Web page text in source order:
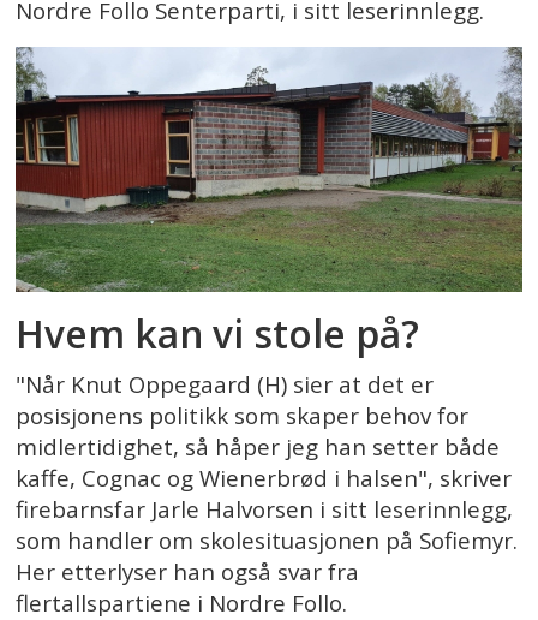
Nordre Follo Senterparti, i sitt leserinnlegg.
Hvem kan vi stole på?
"Når Knut Oppegaard (H) sier at det er
posisjonens politikk som skaper behov for
midlertidighet, så håper jeg han setter både
kaffe, Cognac og Wienerbrød i halsen", skriver
firebarnsfar Jarle Halvorsen i sitt leserinnlegg,
som handler om skolesituasjonen på Sofiemyr.
Her etterlyser han også svar fra
flertallspartiene i Nordre Follo.